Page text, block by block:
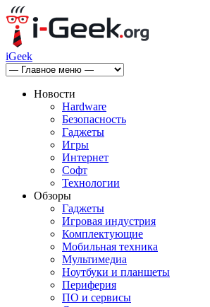
iGeek
Новости
Hardware
Безопасность
Гаджеты
Игры
Интернет
Софт
Технологии
Обзоры
Гаджеты
Игровая индустрия
Комплектующие
Мобильная техника
Мультимедиа
Ноутбуки и планшеты
Периферия
ПО и сервисы